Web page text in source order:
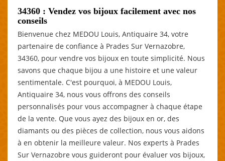
34360 : Vendez vos bijoux facilement avec nos
conseils
Bienvenue chez MEDOU Louis, Antiquaire 34, votre
partenaire de confiance à Prades Sur Vernazobre,
34360, pour vendre vos bijoux en toute simplicité. Nous
savons que chaque bijou a une histoire et une valeur
sentimentale. C'est pourquoi, à MEDOU Louis,
Antiquaire 34, nous vous offrons des conseils
personnalisés pour vous accompagner à chaque étape
de la vente. Que vous ayez des bijoux en or, des
diamants ou des pièces de collection, nous vous aidons
à en obtenir la meilleure valeur. Nos experts à Prades
Sur Vernazobre vous guideront pour évaluer vos bijoux,